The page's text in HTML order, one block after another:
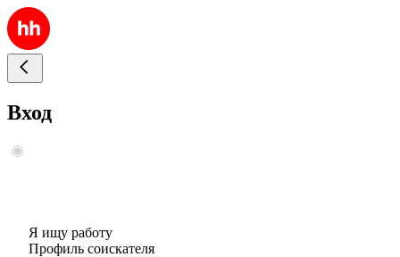
Вход
Я ищу работу
Профиль соискателя